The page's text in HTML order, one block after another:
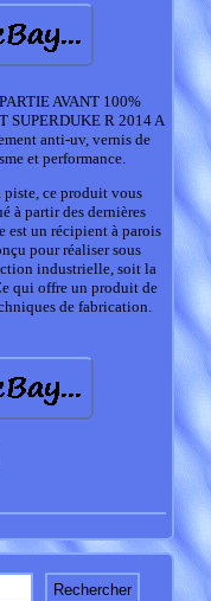
AVANT 100%
SUPERDUKE R 2014 A
anti-uv, vernis de
et performance.
ce produit vous
à partir des dernières
est un récipient à parois
pour réaliser sous
industrielle, soit la
qui offre un produit de
de fabrication.